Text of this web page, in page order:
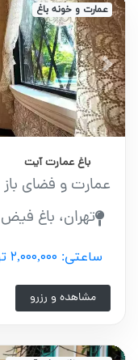
Next
عمارت و خونه باغ
باغ عمارت آیت
عمارت و فضای باز
تهران، باغ
ساعتی: ۲,۰۰۰,۰۰۰ تومان
مشاهده و رزرو